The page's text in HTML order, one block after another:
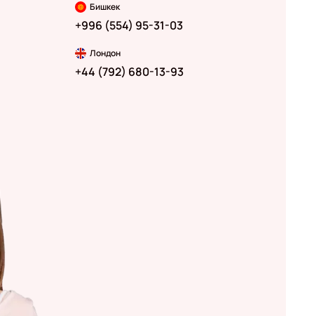
Бишкек
+996 (554) 95-31-03
Лондон
+44 (792) 680-13-93